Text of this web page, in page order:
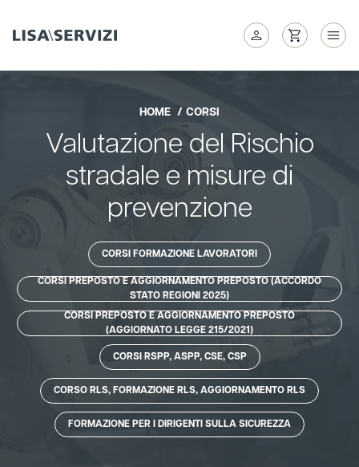
HOME CORSI
Valutazione del Rischio
stradale e misure di
prevenzione
CORSI FORMAZIONE LAVORATORI
CORSI PREPOSTO E AGGIORNAMENTO PREPOSTO (ACCORDO
STATO REGIONI 2025)
CORSI PREPOSTO E AGGIORNAMENTO PREPOSTO
(AGGIORNATO LEGGE 215/2021)
CORSI RSPP, ASPP, CSE, CSP
CORSO RLS, FORMAZIONE RLS, AGGIORNAMENTO RLS
FORMAZIONE PER I DIRIGENTI SULLA SICUREZZA